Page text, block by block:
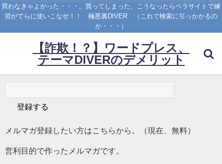
買わなきゃよかった・・・。買ってしまった。こうなったらペラサイトで練
習がてらに使いこなせ！！ 極悪裏DIVER （これで検索に引っかかるの
か・・・）
【詐欺！？】ワードプレス、
テーマDIVERのデメリット
メルマガ登録したい方はこちらから。（現在、無料）
営利目的で作ったメルマガです。